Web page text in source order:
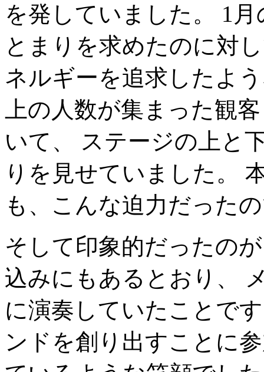
を発していました。 1
とまりを求めたのに対
ネルギーを追求したよ
上の人数が集まった観
いて、 ステージの上と
りを見せていました。
も、こんな迫力だった
そして印象的だったの
込みにもあるとおり、
に演奏していたことで
ンドを創り出すことに